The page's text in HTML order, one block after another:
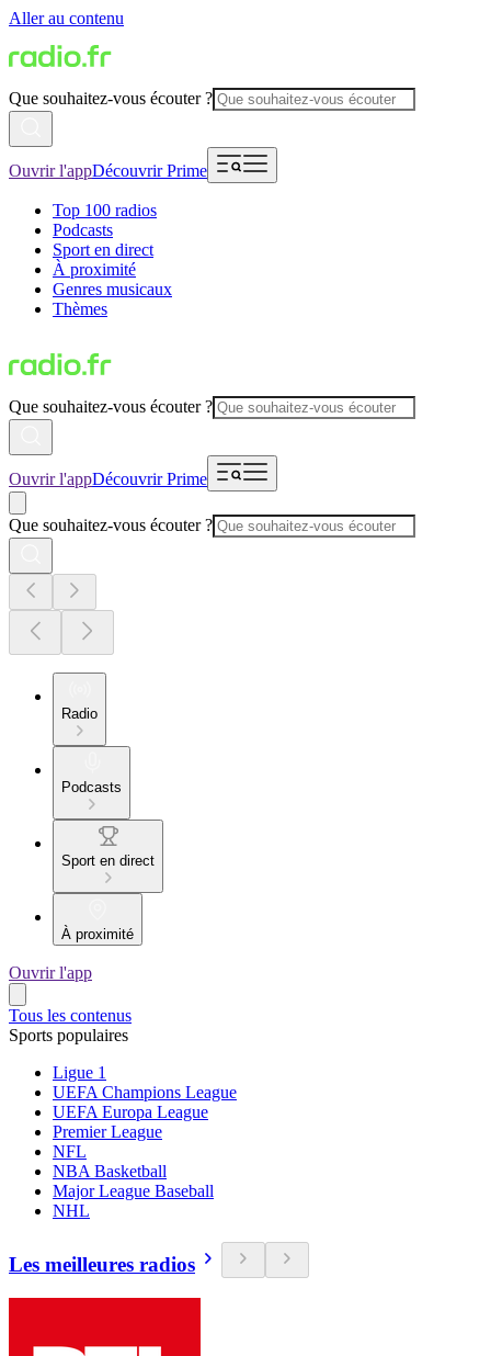
Aller au contenu
Que souhaitez-vous écouter ?
Ouvrir l'appDécouvrir Prime
Top 100 radios
Podcasts
Sport en direct
À proximité
Genres musicaux
Thèmes
Que souhaitez-vous écouter ?
Ouvrir l'appDécouvrir Prime
Que souhaitez-vous écouter ?
Radio
Podcasts
Sport en direct
À proximité
Ouvrir l'app
Tous les contenus
Sports populaires
Ligue 1
UEFA Champions League
UEFA Europa League
Premier League
NFL
NBA Basketball
Major League Baseball
NHL
Les meilleures radios